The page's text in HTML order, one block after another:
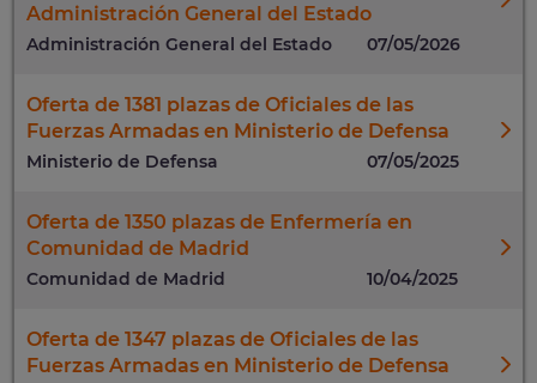
Administración General del Estado
Administración General del Estado 07/05/2026
Oferta de 1381 plazas de Oficiales de las
Fuerzas Armadas en Ministerio de Defensa
Ministerio de Defensa 07/05/2025
Oferta de 1350 plazas de Enfermería en
Comunidad de Madrid
Comunidad de Madrid 10/04/2025
Oferta de 1347 plazas de Oficiales de las
Fuerzas Armadas en Ministerio de Defensa